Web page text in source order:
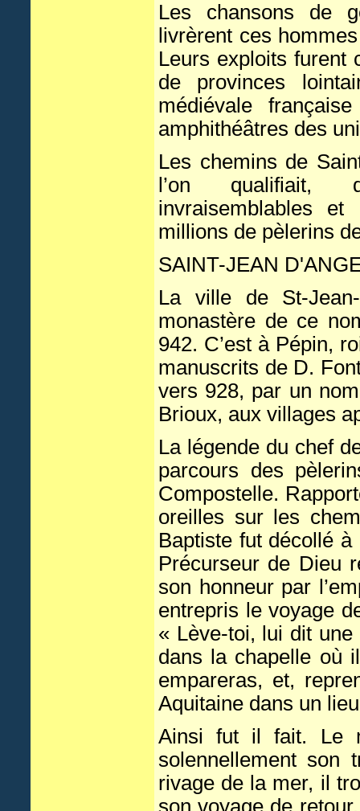
Les chansons de
livrèrent ces
Leurs exploits furent
de provinces
médiévale
amphithéâtres des
Les chemins de
l’on qualifiait,
invraisemblables
millions de pèlerins
SAINT-JEAN
La ville de St-
monastère de ce
942. C’est à Pépin,
manuscrits de D.
vers 928, par un
Brioux, aux villages
La légende du chef
parcours des
Compostelle.
oreilles sur les
Baptiste fut décollé
Précurseur de Dieu
son honneur par
entrepris le voyage
« Lève-toi, lui dit une
dans la chapelle où
empareras, et,
Aquitaine dans un
Ainsi fut il fait. Le
solennellement son
rivage de la mer, il